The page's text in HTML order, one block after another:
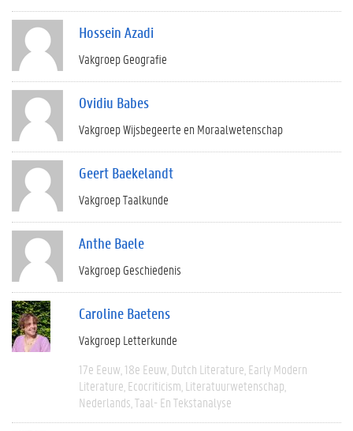
Hossein Azadi
Vakgroep Geografie
Ovidiu Babes
Vakgroep Wijsbegeerte en Moraalwetenschap
Geert Baekelandt
Vakgroep Taalkunde
Anthe Baele
Vakgroep Geschiedenis
Caroline Baetens
Vakgroep Letterkunde
17e Eeuw 18e Eeuw Dutch Literature Early Modern
Literature Ecocriticism Literatuurwetenschap
Nederlands Taal- En Tekstanalyse